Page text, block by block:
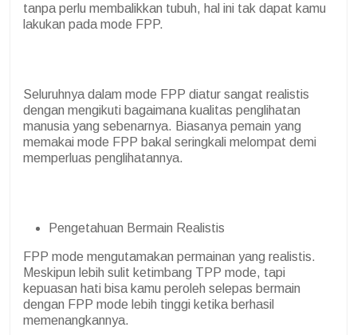
tanpa perlu membalikkan tubuh, hal ini tak dapat kamu
lakukan pada mode FPP.
Seluruhnya dalam mode FPP diatur sangat realistis
dengan mengikuti bagaimana kualitas penglihatan
manusia yang sebenarnya. Biasanya pemain yang
memakai mode FPP bakal seringkali melompat demi
memperluas penglihatannya.
Pengetahuan Bermain Realistis
FPP mode mengutamakan permainan yang realistis.
Meskipun lebih sulit ketimbang TPP mode, tapi
kepuasan hati bisa kamu peroleh selepas bermain
dengan FPP mode lebih tinggi ketika berhasil
memenangkannya.